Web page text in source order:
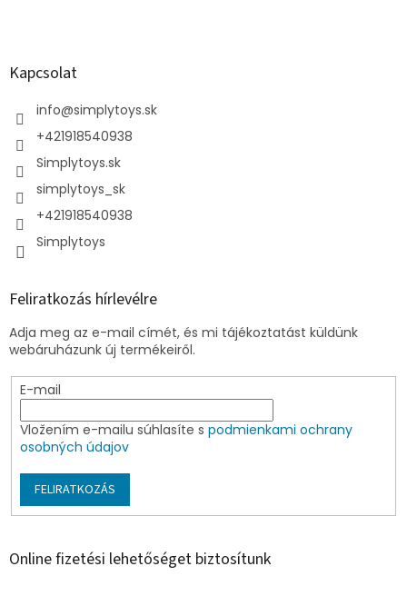
Kapcsolat
info@simplytoys.sk
+421918540938
Simplytoys.sk
simplytoys_sk
+421918540938
Simplytoys
Feliratkozás hírlevélre
Adja meg az e-mail címét, és mi tájékoztatást küldünk
webáruházunk új termékeiről.
E-mail
Vložením e-mailu súhlasíte s podmienkami ochrany
osobných údajov
FELIRATKOZÁS
Online fizetési lehetőséget biztosítunk